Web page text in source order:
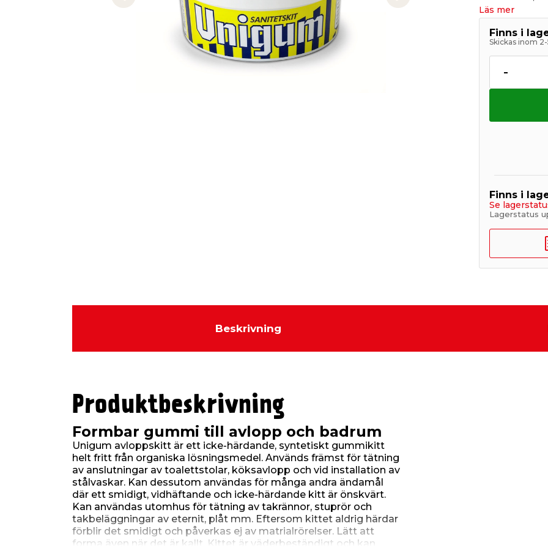
Previous slide Next slide
Läs mer
Finns i
Skickas inom
-
Finns i
Se
Lagerstatus
Beskrivning
Produktbeskrivning
Formbar gummi till avlopp och badrum
Unigum avloppskitt är ett icke-härdande, syntetiskt gummikitt
helt fritt från organiska lösningsmedel. Används främst för tätning
av anslutningar av toalettstolar, köksavlopp och vid installation av
stålvaskar. Kan dessutom användas för många andra ändamål
där ett smidigt, vidhäftande och icke-härdande kitt är önskvärt.
Kan användas utomhus för tätning av takrännor, stuprör och
takbeläggningar av eternit, plåt mm. Eftersom kittet aldrig härdar
förblir det smidigt och påverkas ej av matrialrörelser. Lätt att
forma även när det är kallt. Kittet är väderbeständigt och kan